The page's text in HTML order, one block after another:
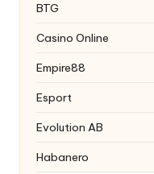
BTG
Casino Online
Empire88
Esport
Evolution AB
Habanero